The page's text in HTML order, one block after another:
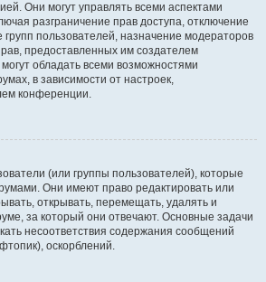
Они могут управлять всеми аспектами
разграничение прав доступа, отключение
групп пользователей, назначение модераторов
предоставленных им создателем
обладать всеми возможностями
в зависимости от настроек,
конференции.
(или группы пользователей), которые
Они имеют право редактировать или
открывать, перемещать, удалять и
за который они отвечают. Основные задачи
несоответствия содержания сообщений
оскорблений.